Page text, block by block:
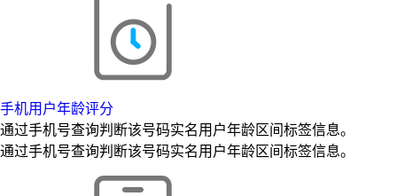
手机用户年龄评分
通过手机号查询判断该号码实名用户年龄区间标签信息。
通过手机号查询判断该号码实名用户年龄区间标签信息。